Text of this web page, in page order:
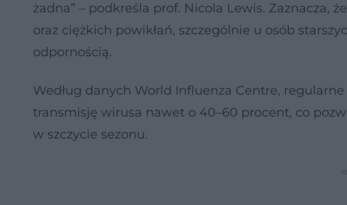
żadna” – podkreśla prof. Nicola Lewis. Zaznacza,
oraz ciężkich powikłań, szczególnie u osób
odpornością.
Według danych World Influenza Centre,
transmisję wirusa nawet o 40–60 procent, co
w szczycie sezonu.